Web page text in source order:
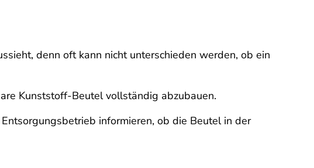
denn oft kann nicht unterschieden werden, ob ein
Kunststoff-Beutel vollständig abzubauen.
informieren, ob die Beutel in der